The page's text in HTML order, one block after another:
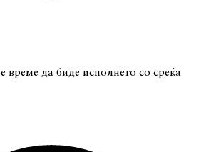
време да биде исполнето со среќа